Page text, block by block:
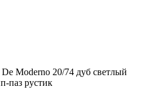
Moderno 20/74 дуб светлый
паз рустик